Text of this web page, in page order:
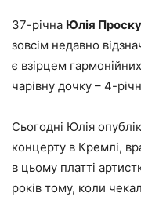
37-річна Юлія
зовсім недавно
є взірцем
чарівну дочку – 4-
Сьогодні Юлія
концерту в Кремлі,
в цьому платті
років тому, коли